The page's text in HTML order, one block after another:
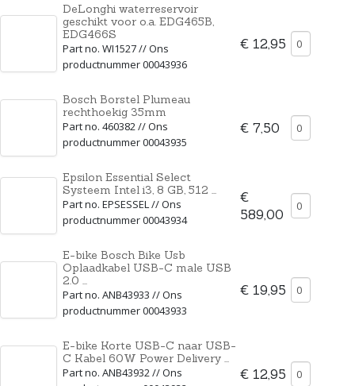
DeLonghi waterreservoir
geschikt voor o.a. EDG465B,
EDG466S
Part no. WI1527 // Ons
productnummer 00043936
€ 12,95
Bosch Borstel Plumeau
rechthoekig 35mm
Part no. 460382 // Ons
productnummer 00043935
€ 7,50
Epsilon Essential Select
Systeem Intel i3, 8 GB, 512 ...
Part no. EPSESSEL // Ons
productnummer 00043934
€
589,00
E-bike Bosch Bike Usb
Oplaadkabel USB-C male USB
2.0 ...
Part no. ANB43933 // Ons
productnummer 00043933
€ 19,95
E-bike Korte USB-C naar USB-
C Kabel 60W Power Delivery ...
Part no. ANB43932 // Ons
€ 12,95